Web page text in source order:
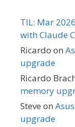
TIL: Mar
with Claude
Ricardo on
upgrade
Ricardo
memory
Steve on
upgrade